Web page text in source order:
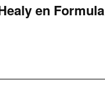
en Formula